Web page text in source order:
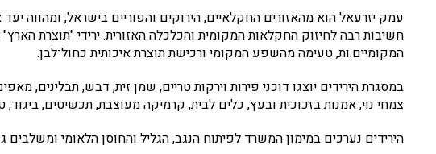
עמק יזרעאל הוא מהאזורים החקלאיים, הירוקים והפוריים בישראל, ומהווה
חשיבות רבה לחיזוק החקלאות המקומית והכלכלה האזורית. ירידי "תוצרת
המקומיים.ות, טעימה מהשפע המקומי ורכישת תוצרת איכותית כחול־לבן.
במסגרת הירידים יוצגו דוכני פירות וירקות טריים, שמן זית, דבש, תבלינים,
צמחי נוי, אמנות בזכוכית ובעץ, כלים לבית, קרמיקה מעוצבת, תכשיטים,
הירידים נערכים במימון המשרד לפיתוח הנגב, הגליל והחוסן הלאומי